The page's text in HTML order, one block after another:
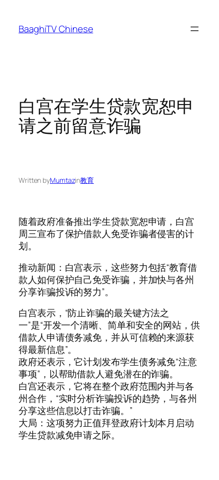
content
BaaghiTV Chinese
白宫在学生贷款宽恕申
请之前留意诈骗
Written byMumtazin教育
随着政府准备推出学生贷款宽恕申请，白宫
周三宣布了保护借款人免受诈骗者侵害的计
划。
推动新闻：白宫表示，这些努力包括“教育借
款人如何保护自己免受诈骗，并加快与各州
分享诈骗投诉的努力”。
白宫表示，“防止诈骗的最关键方法之
一”是“开发一个清晰、简单和安全的网站，供
借款人申请债务减免，并从可信赖的来源获
得最新信息”。
政府还表示，它计划发布学生债务减免“注意
事项”，以帮助借款人避免潜在的诈骗。
白宫还表示，它将在整个政府范围内并与各
州合作，“实时分析诈骗投诉的趋势，与各州
分享这些信息以打击诈骗。”
大局：这项努力正值拜登政府计划本月启动
学生贷款减免申请之际。